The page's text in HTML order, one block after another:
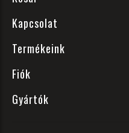
Kapcsolat
Termékeink
Fiók
Gyártók